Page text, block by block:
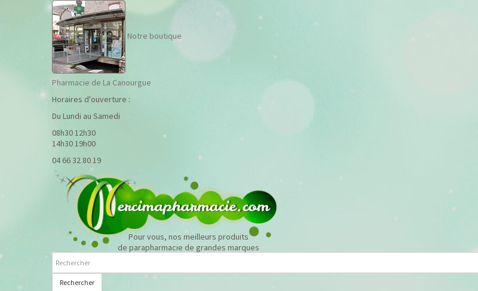
Notre boutique
Pharmacie de La Canourgue
Horaires d'ouverture :
Du Lundi au Samedi
08h30 12h30
14h30 19h00
04 66 32 80 19
Pour vous, nos meilleurs produits
de parapharmacie de grandes marques
Rechercher